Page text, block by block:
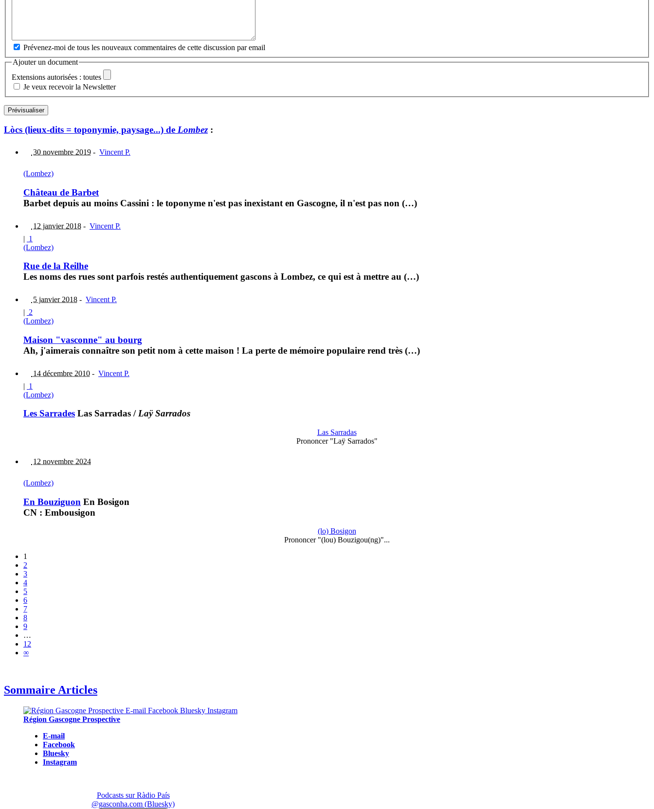
Prévenez-moi de tous les nouveaux commentaires de cette discussion par email
Ajouter un document
Extensions autorisées : toutes
Je veux recevoir la Newsletter
Lòcs (lieux-dits = toponymie, paysage...) de Lombez:
30 novembre 2019 - Vincent P.
(Lombez)
Château de Barbet
Barbet depuis au moins Cassini : le toponyme n'est pas inexistant en Gascogne, il n'est pas non (…)
12 janvier 2018 - Vincent P.
| 1
(Lombez)
Rue de la Reilhe
Les noms des rues sont parfois restés authentiquement gascons à Lombez, ce qui est à mettre au (…)
5 janvier 2018 - Vincent P.
| 2
(Lombez)
Maison "vasconne" au bourg
Ah, j'aimerais connaître son petit nom à cette maison ! La perte de mémoire populaire rend très (…)
14 décembre 2010 - Vincent P.
| 1
(Lombez)
Les Sarrades Las Sarradas /Laÿ Sarrados
Las Sarradas
Prononcer "Laÿ Sarrados"
12 novembre 2024
(Lombez)
En Bouziguon En Bosigon
CN : Embousigon
(lo) Bosigon
Prononcer "(lou) Bouzigou(ng)"...
1
2
3
4
5
6
7
8
9
…
12
∞
Sommaire Articles
Région Gascogne Prospective
E-mail
Facebook
Bluesky
Instagram
Podcasts sur Ràdio País
@gasconha.com (Bluesky)